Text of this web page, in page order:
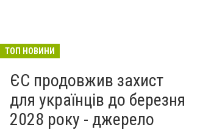
ТОП НОВИНИ
ЄС продовжив захист
для українців до березня
2028 року - джерело